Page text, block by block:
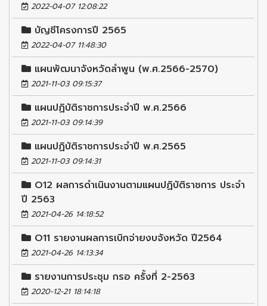
2022-04-07 12:08:22
บัญชีโครงการปี 2565
2022-04-07 11:48:30
แผนพัฒนาจังหวัดลำพูน (พ.ศ.2566-2570)
2021-11-03 09:15:37
แผนปฏิบัติราชการประจำปี พ.ศ.2566
2021-11-03 09:14:39
แผนปฏิบัติราชการประจำปี พ.ศ.2565
2021-11-03 09:14:31
O12 ผลการดำเนินงานตามแผนปฏิบัติราชการ ประจำ
ปี 2563
2021-04-26 14:18:52
O11 รายงานผลการเบิกจ่ายงบจังหวัด ปี2564
2021-04-26 14:13:34
รายงานการประชุม กรอ ครั้งที่ 2-2563
2020-12-21 18:14:18